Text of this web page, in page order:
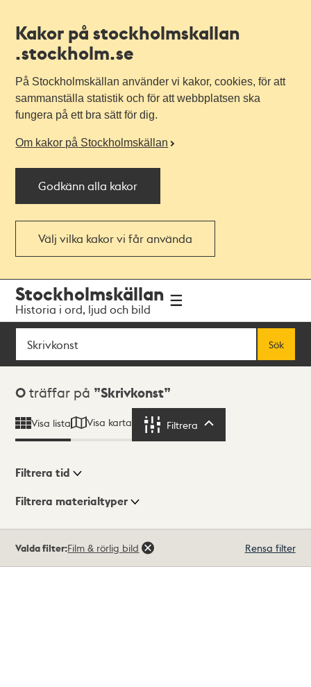
Kakor på stockholmskallan
.stockholm.se
På Stockholmskällan använder vi kakor, cookies, för att
sammanställa statistik och för att webbplatsen ska
fungera på ett bra sätt för dig.
Om kakor på Stockholmskällan
Godkänn alla kakor
Välj vilka kakor vi får använda
navigationen
huvudinnehållet
Stockholmskällan
Historia i ord, ljud och bild
Sök
Sök
Sökresultat
0 träffar på Skrivkonst
Visa lista Visa karta Filtrera
Visningsläge
Filtrera tid
Filtrera materialtyper
träffar
Valda filter:Film & rörlig bild Rensa filter